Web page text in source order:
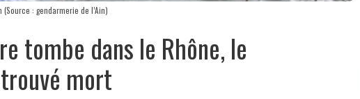
: gendarmerie de l’Ain)
tombe dans le Rhône, le
mort